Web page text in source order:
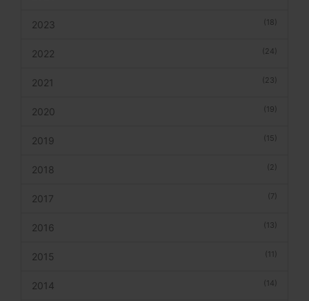
(18)
2023
(24)
2022
(23)
2021
(19)
2020
(15)
2019
(2)
2018
(7)
2017
(13)
2016
(11)
2015
(14)
2014